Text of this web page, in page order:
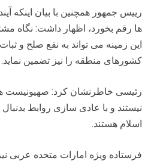
رییس جمهور همچنین با بیان اینکه
ها رقم بخورد، اظهار داشت: نگاه
این زمینه می تواند به نفع صلح و
کشورهای منطقه را نیز تضمین نماید.
رئیسی خاطرنشان کرد: صهیونیست
نیستند و با عادی سازی روابط
اسلام هستند.
فرستاده ویژه امارات متحده عربی نیز